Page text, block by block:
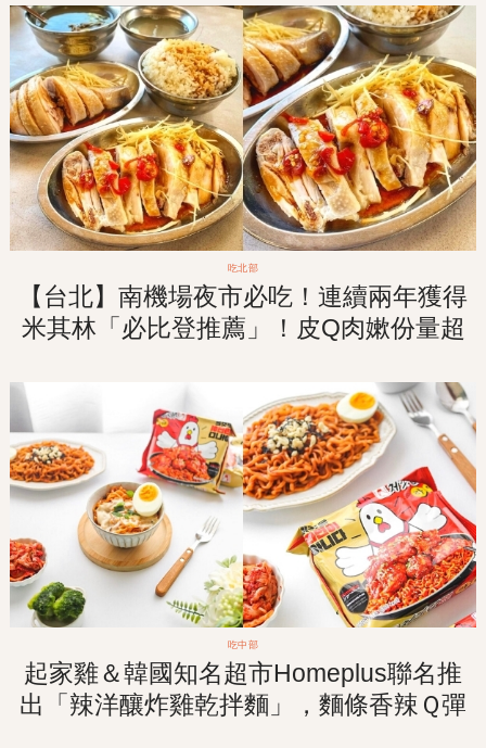
吃北部
【台北】南機場夜市必吃！連續兩年獲得
米其林「必比登推薦」！皮Q肉嫰份量超
吃中部
起家雞＆韓國知名超市Homeplus聯名推
出「辣洋釀炸雞乾拌麵」，麵條香辣Ｑ彈